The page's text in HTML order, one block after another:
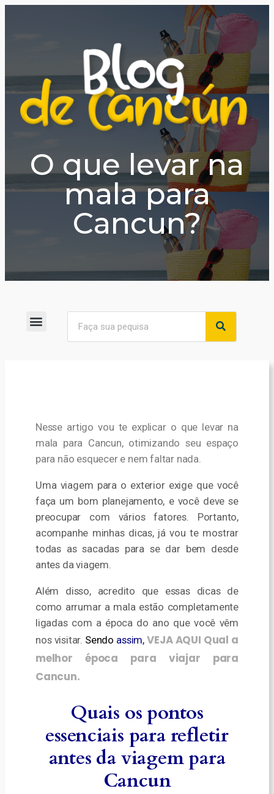
O que levar na
mala para
Cancun?
Nesse artigo vou te explicar o que levar na
mala para Cancun, otimizando seu espaço
para não esquecer e nem faltar nada.
Uma viagem para o exterior exige que você
faça um bom planejamento, e você deve se
preocupar com vários fatores. Portanto,
acompanhe minhas dicas, já vou te mostrar
todas as sacadas para se dar bem desde
antes da viagem.
Além disso, acredito que essas dicas de
como arrumar a mala estão completamente
ligadas com a época do ano que você vêm
nos visitar. Sendo assim,VEJA AQUI Qual a
melhor época para viajar para
Cancun.
Quais os pontos
essenciais para refletir
antes da viagem para
Cancun